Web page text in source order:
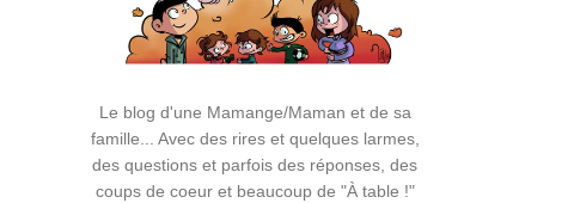
Le blog d'une Mamange/Maman et de sa
famille... Avec des rires et quelques larmes,
des questions et parfois des réponses, des
coups de coeur et beaucoup de "À table !"